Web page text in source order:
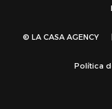
© LA CASA AGENCY |
Política